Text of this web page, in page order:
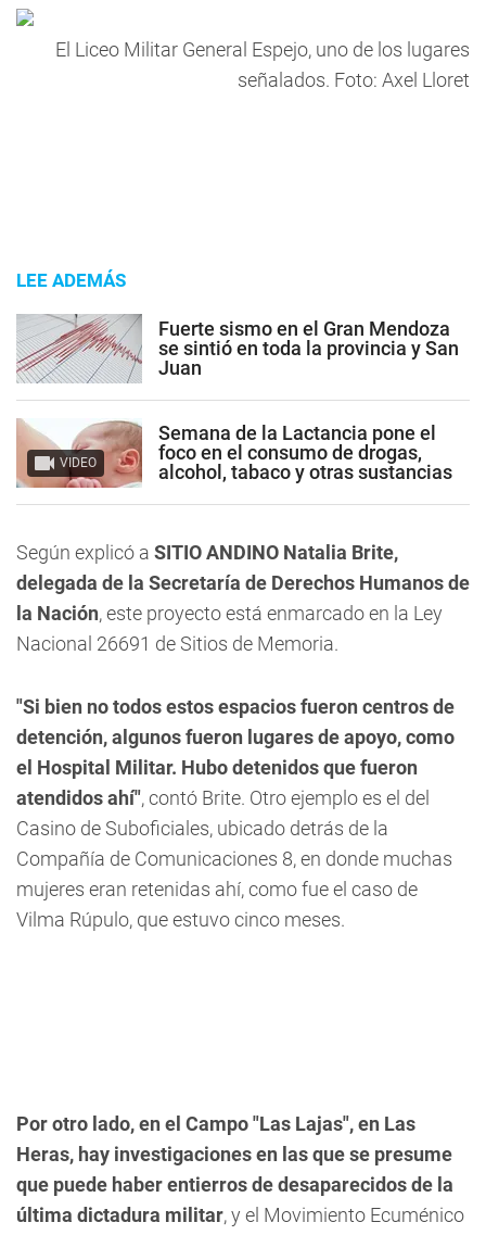
El Liceo Militar General Espejo, uno de los lugares
señalados. Foto: Axel Lloret
LEE ADEMÁS
Fuerte sismo en el Gran Mendoza
se sintió en toda la provincia y San
Juan
VIDEO
Semana de la Lactancia pone el
foco en el consumo de drogas,
alcohol, tabaco y otras sustancias
Según explicó a SITIO ANDINO Natalia Brite,
delegada de la Secretaría de Derechos Humanos de
la Nación, este proyecto está enmarcado en la Ley
Nacional 26691 de Sitios de Memoria.
"Si bien no todos estos espacios fueron centros de
detención, algunos fueron lugares de apoyo, como
el Hospital Militar. Hubo detenidos que fueron
atendidos ahí", contó Brite. Otro ejemplo es el del
Casino de Suboficiales, ubicado detrás de la
Compañía de Comunicaciones 8, en donde muchas
mujeres eran retenidas ahí, como fue el caso de
Vilma Rúpulo, que estuvo cinco meses.
Por otro lado, en el Campo "Las Lajas", en Las
Heras, hay investigaciones en las que se presume
que puede haber entierros de desaparecidos de la
última dictadura militar, y el Movimiento Ecuménico